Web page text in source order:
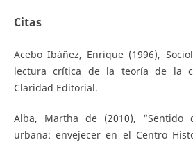
Citas
Acebo Ibáñez, Enrique (1996),
lectura crítica de la teoría de la
Claridad Editorial.
Alba, Martha de (2010),
urbana: envejecer en el Centro